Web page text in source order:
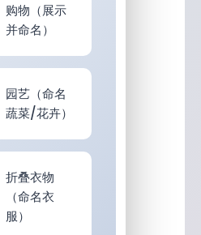
购物（展示
并命名）
园艺（命名
蔬菜/花卉）
折叠衣物
（命名衣
服）